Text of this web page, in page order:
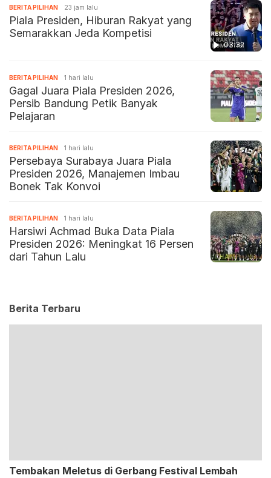
03:32
BERITA PILIHAN 23 jam lalu
Piala Presiden, Hiburan Rakyat yang
Semarakkan Jeda Kompetisi
BERITA PILIHAN 1 hari lalu
Gagal Juara Piala Presiden 2026,
Persib Bandung Petik Banyak
Pelajaran
BERITA PILIHAN 1 hari lalu
Persebaya Surabaya Juara Piala
Presiden 2026, Manajemen Imbau
Bonek Tak Konvoi
BERITA PILIHAN 1 hari lalu
Harsiwi Achmad Buka Data Piala
Presiden 2026: Meningkat 16 Persen
dari Tahun Lalu
Berita Terbaru
Tembakan Meletus di Gerbang Festival Lembah